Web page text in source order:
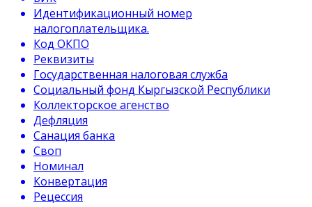
Идентификационный номер
налогоплательщика.
Код ОКПО
Реквизиты
Государственная налоговая служба
Социальный фонд Кыргызской Республики
Коллекторское агенство
Дефляция
Санация банка
Своп
Номинал
Конвертация
Рецессия